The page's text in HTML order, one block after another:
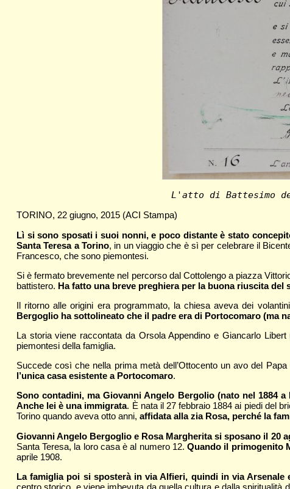
L'atto di Battesimo
TORINO, 22 giugno, 2015 (ACI Stampa)
Lì si sono sposati i suoi nonni, e poco distante è stato
Santa Teresa a Torino, in un viaggio che è sì per celebrare il
Francesco, che sono piemontesi.
Si è fermato brevemente nel percorso dal Cottolengo a piazza
battistero. Ha fatto una breve preghiera per la buona riuscita
Il ritorno alle origini era programmato, la chiesa aveva dei
Bergoglio ha sottolineato che il padre era di Portocomaro (ma
La storia viene raccontata da Orsola Appendino e Giancarlo
piemontesi della famiglia.
Succede così che nella prima metà dell’Ottocento un avo del
l’unica casa esistente a Portocomaro.
Sono contadini, ma Giovanni Angelo Bergolio (nato nel 1884
Anche lei è una immigrata. È nata il 27 febbraio 1884 ai piedi del
Torino quando aveva otto anni, affidata alla zia Rosa, perché la
Giovanni Angelo Bergoglio e Rosa Margherita si sposano il 20
Santa Teresa, la loro casa è al numero 12.Quando il primogenito
aprile 1908.
La famiglia poi si sposterà in via Alfieri, quindi in via
centro storico, e viene imbevuta da quella cultura e dalla